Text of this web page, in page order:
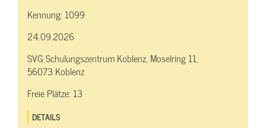
Kennung: 1099
24.09.2026
SVG Schulungszentrum Koblenz, Moselring 11,
56073 Koblenz
Freie Plätze: 13
DETAILS